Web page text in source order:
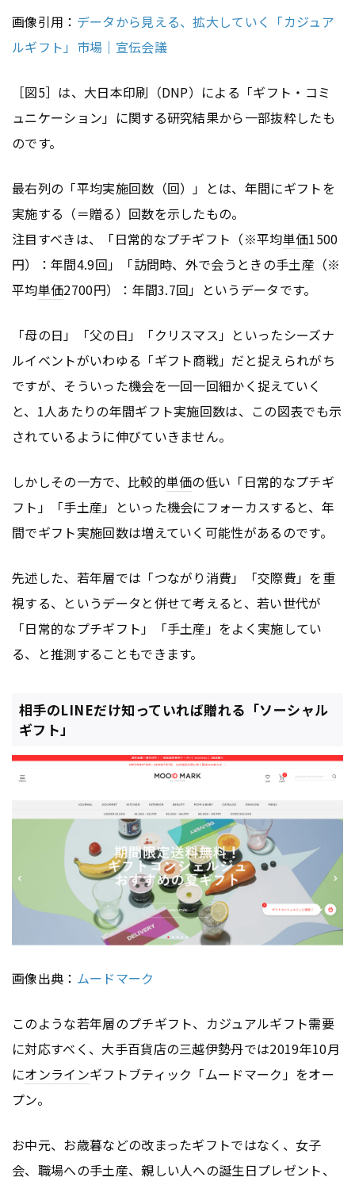
画像引用： データから見える、拡大していく「カジュア
ルギフト」市場｜宣伝会議
［図5］は、大日本印刷（DNP）による「ギフト・コミ
ュニケーション」に関する研究結果から一部抜粋したも
のです。
最右列の「平均実施回数（回）」とは、年間にギフトを
実施する（＝贈る）回数を示したもの。
注目すべきは、「日常的なプチギフト（※平均単価1500
円）：年間4.9回」「訪問時、外で会うときの手土産（※
平均単価2700円）：年間3.7回」というデータです。
「母の日」「父の日」「クリスマス」といったシーズナ
ルイベントがいわゆる「ギフト商戦」だと捉えられがち
ですが、そういった機会を一回一回細かく捉えていく
と、1人あたりの年間ギフト実施回数は、この図表でも示
されているように伸びていきません。
しかしその一方で、比較的単価の低い「日常的なプチギ
フト」「手土産」といった機会にフォーカスすると、年
間でギフト実施回数は増えていく可能性があるのです。
先述した、若年層では「つながり消費」「交際費」を重
視する、というデータと併せて考えると、若い世代が
「日常的なプチギフト」「手土産」をよく実施してい
る、と推測することもできます。
相手のLINEだけ知っていれば贈れる「ソーシャル
ギフト」
画像出典： ムードマーク
このような若年層のプチギフト、カジュアルギフト需要
に対応すべく、大手百貨店の三越伊勢丹では2019年10月
にオンラインギフトブティック「ムードマーク」をオー
プン。
お中元、お歳暮などの改まったギフトではなく、女子
会、職場への手土産、親しい人への誕生日プレゼント、